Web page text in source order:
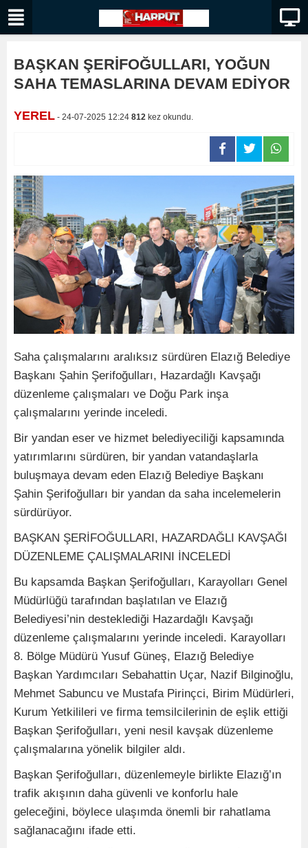
BAŞKAN ŞERİFOĞULLARI, YOĞUN
SAHA TEMASLARINA DEVAM EDİYOR
YEREL - 24-07-2025 12:24 812 kez okundu.
Saha çalışmalarını aralıksız sürdüren Elazığ Belediye
Başkanı Şahin Şerifoğulları, Hazardağlı Kavşağı
düzenleme çalışmaları ve Doğu Park inşa
çalışmalarını yerinde inceledi.
Bir yandan eser ve hizmet belediyeciliği kapsamında
yatırımlarını sürdüren, bir yandan vatandaşlarla
buluşmaya devam eden Elazığ Belediye Başkanı
Şahin Şerifoğulları bir yandan da saha incelemelerin
sürdürüyor.
BAŞKAN ŞERİFOĞULLARI, HAZARDAĞLI KAVŞAĞI
DÜZENLEME ÇALIŞMALARINI İNCELEDİ
Bu kapsamda Başkan Şerifoğulları, Karayolları Genel
Müdürlüğü tarafından başlatılan ve Elazığ
Belediyesi’nin desteklediği Hazardağlı Kavşağı
düzenleme çalışmalarını yerinde inceledi. Karayolları
8. Bölge Müdürü Yusuf Güneş, Elazığ Belediye
Başkan Yardımcıları Sebahattin Uçar, Nazif Bilginoğlu,
Mehmet Sabuncu ve Mustafa Pirinçci, Birim Müdürleri,
Kurum Yetkilileri ve firma temsilcilerinin de eşlik ettiği
Başkan Şerifoğulları, yeni nesil kavşak düzenleme
çalışmalarına yönelik bilgiler aldı.
Başkan Şerifoğulları, düzenlemeyle birlikte Elazığ’ın
trafik akışının daha güvenli ve konforlu hale
geleceğini, böylece ulaşımda önemli bir rahatlama
sağlanacağını ifade etti.